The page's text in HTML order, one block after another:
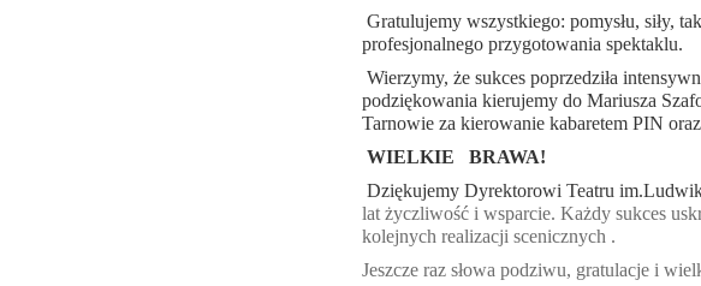
Gratulujemy wszystkiego: pomysłu, siły,
profesjonalnego przygotowania spektaklu.
Wierzymy, że sukces poprzedziła
podziękowania kierujemy do Mariusza
Tarnowie za kierowanie kabaretem PIN
WIELKIE BRAWA!
Dziękujemy Dyrektorowi Teatru
lat życzliwość i wsparcie. Każdy sukces
kolejnych realizacji scenicznych .
Jeszcze raz słowa podziwu, gratulacje i